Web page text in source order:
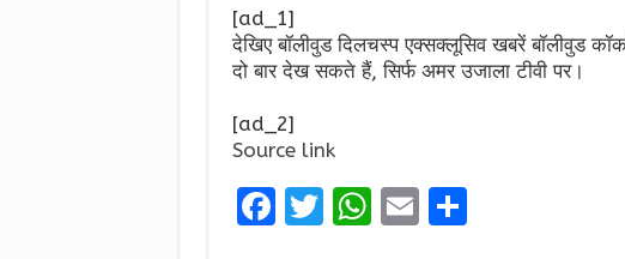
[ad_1]
देखिए बॉलीवुड दिलचस्प एक्सक्लूसिव खबरें बॉलीवुड
दो बार देख सकते हैं, सिर्फ अमर उजाला टीवी पर।
[ad_2]
Source link
F
T W E S